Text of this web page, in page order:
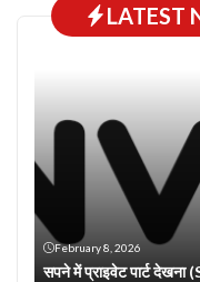
LATEST
February 8, 2026
सपने में प्राइवेट पार्ट